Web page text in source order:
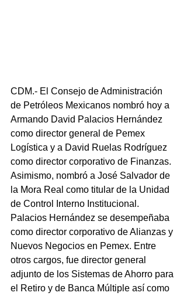
CDM.- El Consejo de Administración
de Petróleos Mexicanos nombró hoy a
Armando David Palacios Hernández
como director general de Pemex
Logística y a David Ruelas Rodríguez
como director corporativo de Finanzas.
Asimismo, nombró a José Salvador de
la Mora Real como titular de la Unidad
de Control Interno Institucional.
Palacios Hernández se desempeñaba
como director corporativo de Alianzas y
Nuevos Negocios en Pemex. Entre
otros cargos, fue director general
adjunto de los Sistemas de Ahorro para
el Retiro y de Banca Múltiple así como